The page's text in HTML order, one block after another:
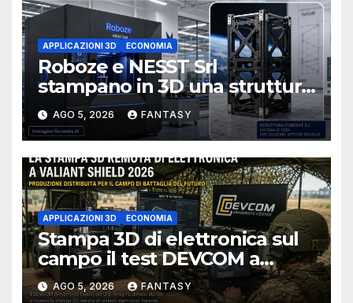
APPLICAZIONI 3D ECONOMIA
Roboze e NESST Srl
stampano in 3D una struttura
CubeSat 3U in Carbon PEEK
AGO 5, 2026 FANTASY
APPLICAZIONI 3D ECONOMIA
Stampa 3D di elettronica sul
campo il test DEVCOM a
Valiant Shield 2026
AGO 5, 2026 FANTASY